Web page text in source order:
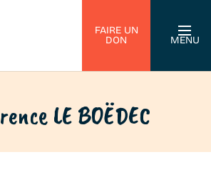
FAIRE UN
DON
MENU
LE BOËDEC